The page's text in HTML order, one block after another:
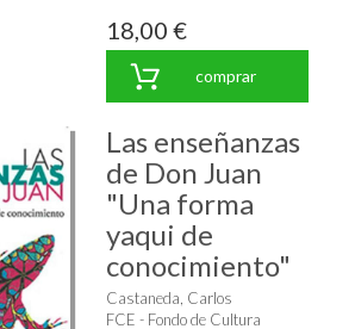
18,00 €
comprar
Las enseñanzas
de Don Juan
"Una forma
yaqui de
conocimiento"
Castaneda, Carlos
FCE - Fondo de Cultura